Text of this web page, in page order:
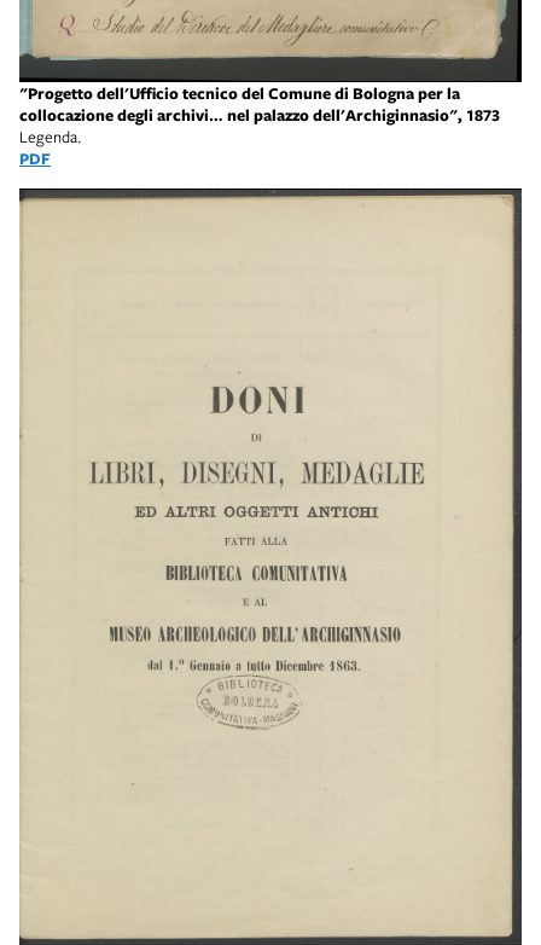
"Progetto dell'Ufficio tecnico del Comune di Bologna per la
collocazione degli archivi… nel palazzo dell'Archiginnasio", 1873
Legenda.
PDF